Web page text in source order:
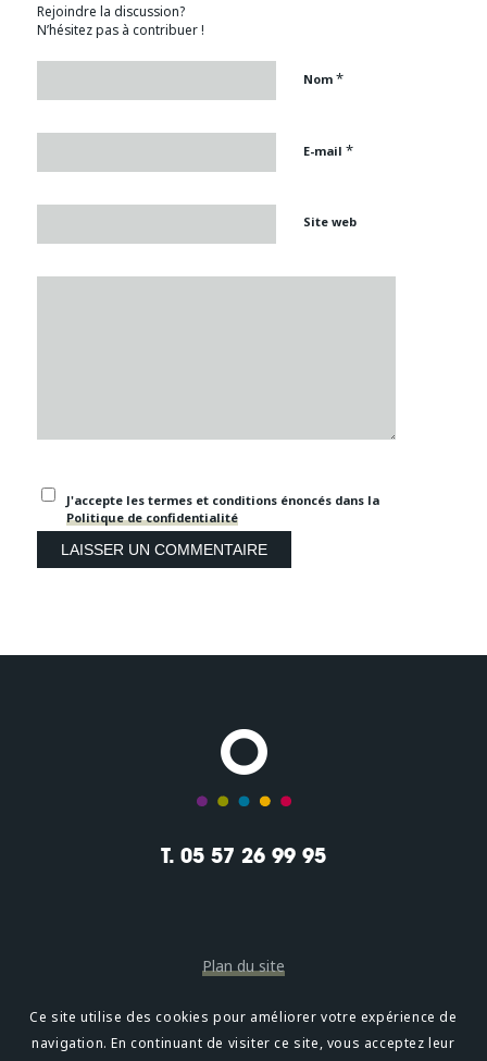
Rejoindre la discussion?
N’hésitez pas à contribuer !
Nom *
E-mail *
Site web
J'accepte les termes et conditions énoncés dans la
Politique de confidentialité
T. 05 57 26 99 95
Plan du site
Mentions légales
Ce site utilise des cookies pour améliorer votre expérience de
navigation. En continuant de visiter ce site, vous acceptez leur